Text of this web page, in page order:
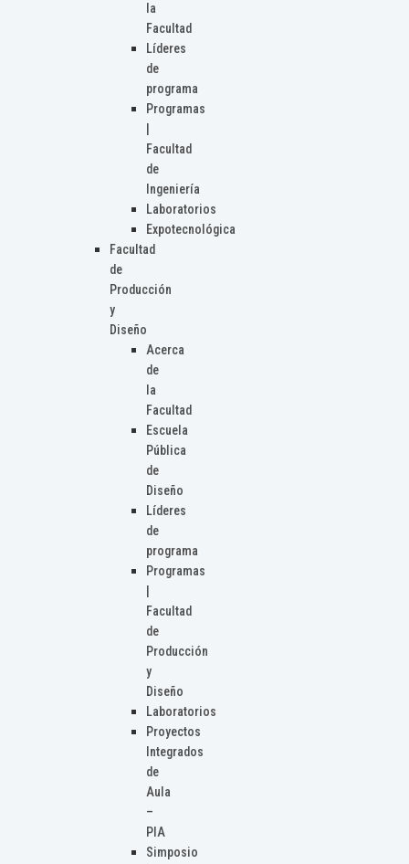
la
Facultad
Líderes
de
programa
Programas
Facultad
de
Ingeniería
Laboratorios
Expotecnológica
Facultad
de
Producción
y
Diseño
Acerca
de
la
Facultad
Escuela
Pública
de
Diseño
Líderes
de
programa
Programas
Facultad
de
Producción
y
Diseño
Laboratorios
Proyectos
Integrados
de
Aula
–
PIA
Simposio